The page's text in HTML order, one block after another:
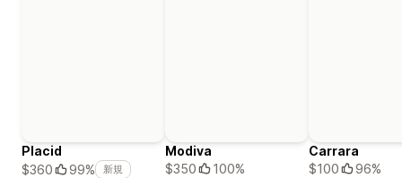
Placid
$360
99% 新規
Modiva
$350
100%
Carrara
$100
96%